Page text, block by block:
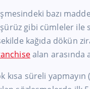
bazı
gibi cümleler ile
kağıda dökün
alan arasında
kısa süreli